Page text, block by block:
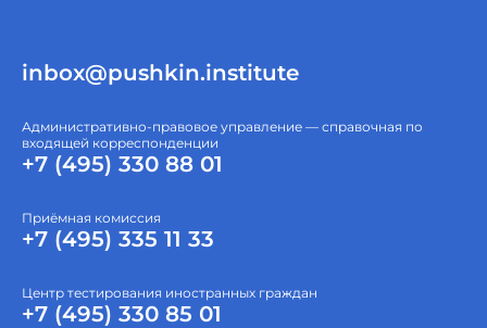
inbox@pushkin.institute
Административно-правовое управление — справочная по
входящей корреспонденции
+7 (495) 330 88 01
Приёмная комиссия
+7 (495) 335 11 33
Центр тестирования иностранных граждан
+7 (495) 330 85 01